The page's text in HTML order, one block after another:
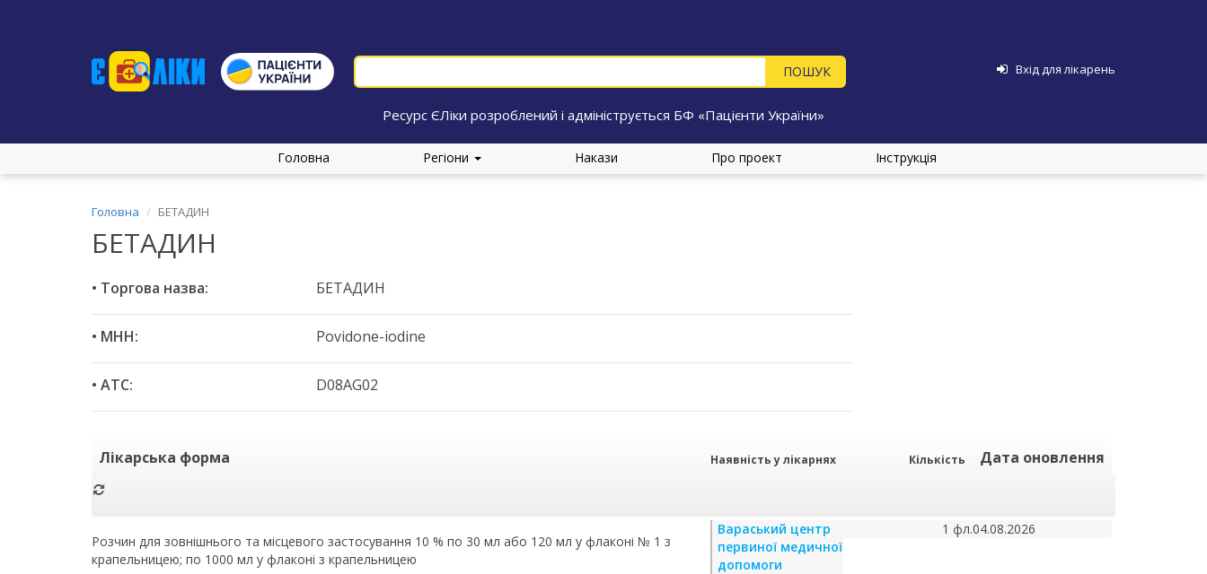
Вхід для лікарень
Ресурс ЄЛіки розроблений і адмініструється БФ «Пацієнти України»
Головна Регіони Накази Про проект Інструкція
Головна БЕТАДИН
БЕТАДИН
• Торгова назва: БЕТАДИН
• МНН: Povidone-iodine
• ATC: D08AG02
Лікарська форма Наявність у лікарнях Кількість Дата оновлення
Розчин для зовнішнього та місцевого застосування 10 % по 30 мл або 120 мл у флаконі № 1 з
крапельницею; по 1000 мл у флаконі з крапельницею
Вараський центр
первиної медичної
допомоги
1 фл.04.08.2026